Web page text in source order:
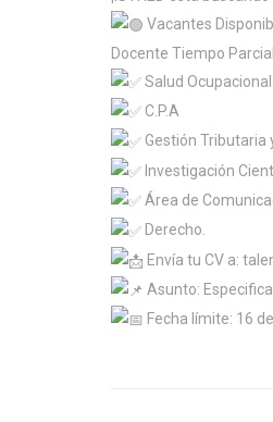
Vacantes
Docente Tiempo
Salud
C.P.A
Gestión Tributaria
Investigación
Área de
Derecho.
Envía tu CV a:
Asunto:
Fecha límite: 16